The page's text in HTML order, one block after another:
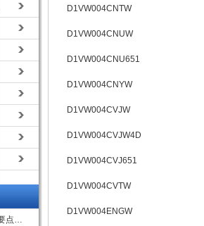
NUMATICS电磁阀的选型要点与使用注意事项
D1VW004CNTW
D1VW004CNUW
D1VW004CNU651
D1VW004CNYW
D1VW004CVJW
D1VW004CVJW4D
D1VW004CVJ651
D1VW004CVTW
D1VW004ENGW